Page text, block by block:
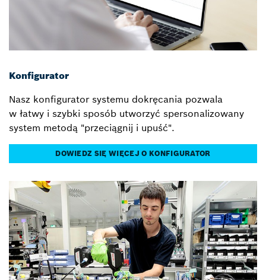
Konfigurator
Nasz konfigurator systemu dokręcania pozwala
w łatwy i szybki sposób utworzyć spersonalizowany
system metodą "przeciągnij i upuść".
DOWIEDZ SIĘ WIĘCEJ O KONFIGURATOR